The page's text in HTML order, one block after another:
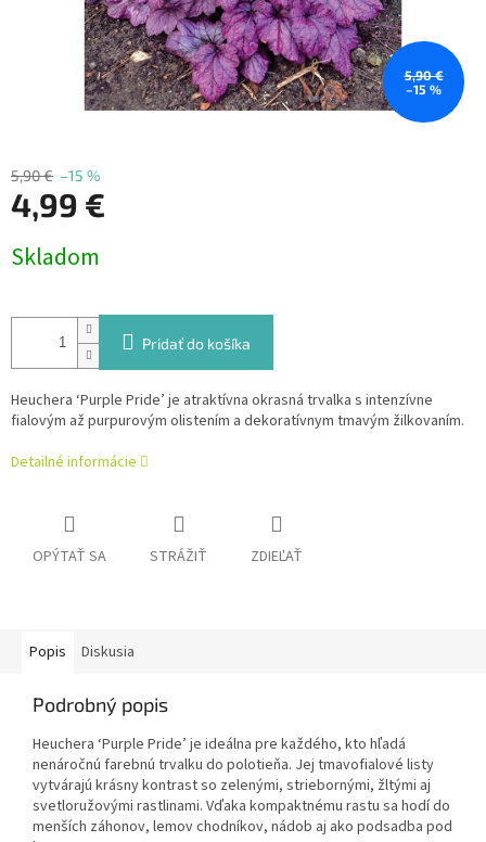
5,90 €
–15 %
5,90 € –15 %
4,99 €
cena:
Skladom
Pridať do košíka
Heuchera ‘Purple Pride’ je atraktívna okrasná trvalka s intenzívne
fialovým až purpurovým olistením a dekoratívnym tmavým žilkovaním.
Detailné informácie
OPÝTAŤ SA STRÁŽIŤ ZDIEĽAŤ
Popis Diskusia
Podrobný popis
Heuchera ‘Purple Pride’ je ideálna pre každého, kto hľadá
nenáročnú farebnú trvalku do polotieňa. Jej tmavofialové listy
vytvárajú krásny kontrast so zelenými, striebornými, žltými aj
svetloružovými rastlinami. Vďaka kompaktnému rastu sa hodí do
menších záhonov, lemov chodníkov, nádob aj ako podsadba pod